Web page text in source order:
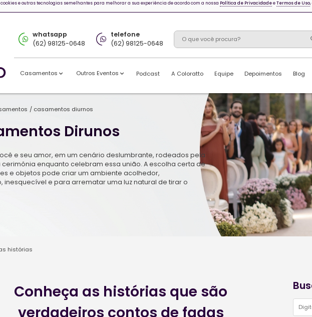
FESTASutiliza cookies e outras tecnologias semelhantes para melhorar a sua experiência de
whatsapp
(62) 98125-0648
telefone
(62) 98125-0648
Outros Eventos Podcast
home / casamentos / casamentos diurnos
Casamentos Dirunos
Imagine você e seu amor, em um cenário deslumbrante,
beleza da cerimônia enquanto celebram essa união. A
flores, cores e objetos pode criar um ambiente acolhedor,